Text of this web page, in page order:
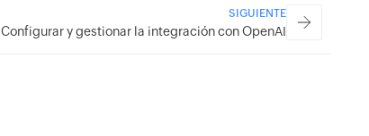
SIGUIENTE
Configurar y gestionar la integración con OpenAI